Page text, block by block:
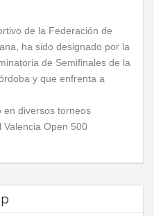
de la Federación de
ha sido designado por la
de Semifinales de la
y que enfrenta a
en diversos torneos
Open 500